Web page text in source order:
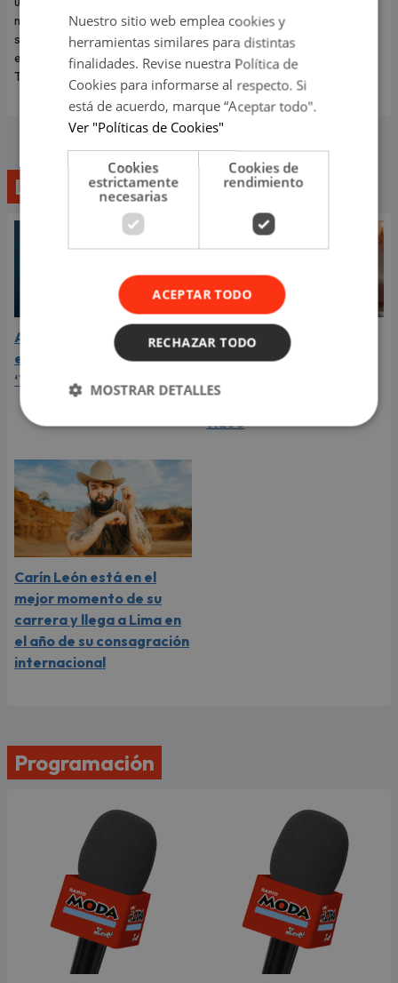
medio del mejor momento de
su carrera y con las últimas
entradas disponibles en
Teleticket.
convirtiéndose en una
dolorosa despedida.
Lo último
Aria Vega conquista con
el lanzamiento de
‘Tototo (+4)’
¿Greeicy está
embarazada de su
compartió revelador
video
Carín León está en el
mejor momento de su
carrera y llega a Lima en
el año de su consagración
internacional
Programación
Nuestro sitio web emplea cookies y
herramientas similares para distintas
finalidades. Revise nuestra Política de
Cookies para informarse al respecto. Si
está de acuerdo, marque “Aceptar todo".
Ver "Políticas de Cookies"
Cookies
estrictamente
necesarias
Cookies de
rendimiento
ACEPTAR TODO
RECHAZAR TODO
MOSTRAR DETALLES